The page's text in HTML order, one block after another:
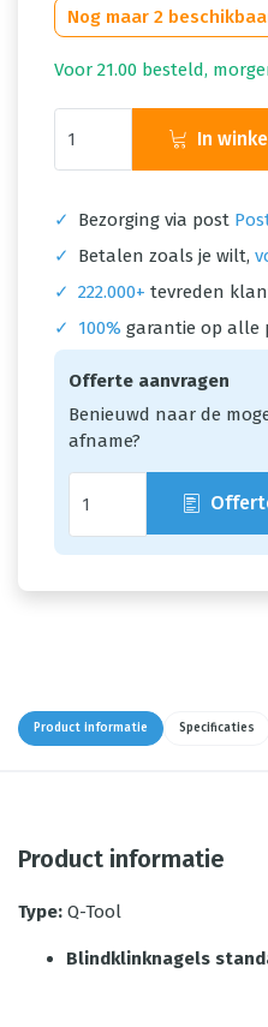
Nog maar 2
Voor 21.00 besteld,
In
✓ Bezorging via post
✓
Betalen zoals je wilt,
✓ 222.000+ tevreden
✓
100% garantie op alle
Offerte aanvragen
Benieuwd naar de
afname?
Product informatie Specificaties
Product informatie
Type: Q-Tool
Blindklinknagels